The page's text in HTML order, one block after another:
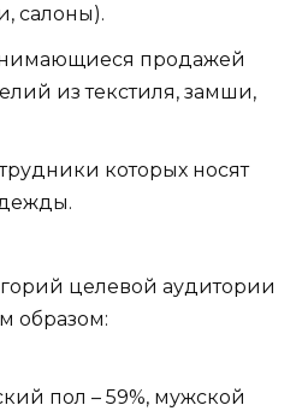
салоны).
продажей
из текстиля, замши,
которых носят
целевой аудитории
образом:
пол – 59%, мужской